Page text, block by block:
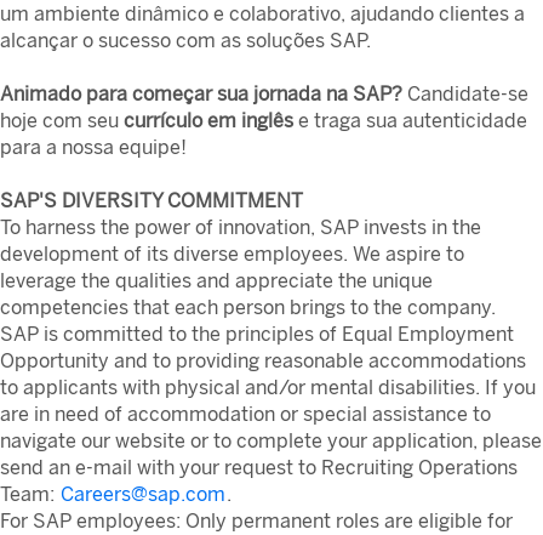
um ambiente dinâmico e colaborativo, ajudando clientes a
alcançar o sucesso com as soluções SAP.
Animado para começar sua jornada na SAP? Candidate-se
hoje com seu currículo em inglês e traga sua autenticidade
para a nossa equipe!
SAP'S DIVERSITY COMMITMENT
To harness the power of innovation, SAP invests in the
development of its diverse employees. We aspire to
leverage the qualities and appreciate the unique
competencies that each person brings to the company.
SAP is committed to the principles of Equal Employment
Opportunity and to providing reasonable accommodations
to applicants with physical and/or mental disabilities. If you
are in need of accommodation or special assistance to
navigate our website or to complete your application, please
send an e-mail with your request to Recruiting Operations
Team: Careers@sap.com.
For SAP employees: Only permanent roles are eligible for